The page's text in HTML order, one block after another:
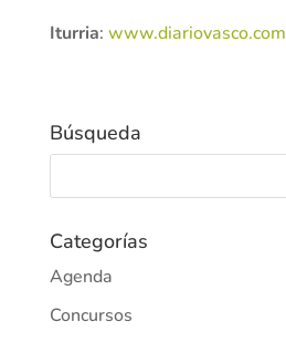
Iturria: www.diariovasco.com
Búsqueda
Categorías
Agenda
Concursos